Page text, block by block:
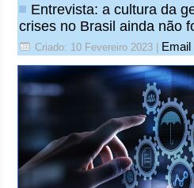
Entrevista: a cultura da
crises no Brasil ainda não
Criado: 10 Fevereiro 2023 Email